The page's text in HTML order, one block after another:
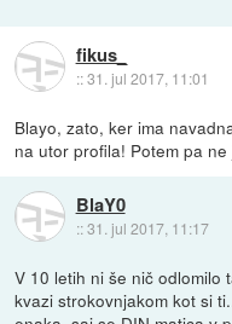
fikus_
::31. jul 2017, 11:01
Blayo, zato, ker ima
na utor profila! Potem pa
BlaY0
::31. jul 2017, 11:17
V 10 letih ni še nič odlomilo
kvazi strokovnjakom kot si